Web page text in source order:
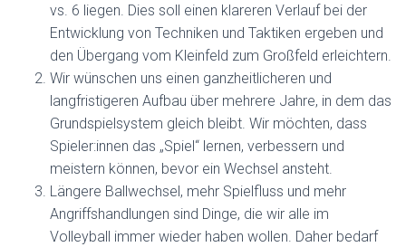
vs. 6 liegen. Dies soll einen klareren Verlauf bei der
Entwicklung von Techniken und Taktiken ergeben und
den Übergang vom Kleinfeld zum Großfeld erleichtern.
Wir wünschen uns einen ganzheitlicheren und
langfristigeren Aufbau über mehrere Jahre, in dem das
Grundspielsystem gleich bleibt. Wir möchten, dass
Spieler:innen das „Spiel“ lernen, verbessern und
meistern können, bevor ein Wechsel ansteht.
Längere Ballwechsel, mehr Spielfluss und mehr
Angriffshandlungen sind Dinge, die wir alle im
Volleyball immer wieder haben wollen. Daher bedarf